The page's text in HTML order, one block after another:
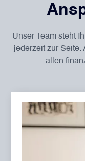
Unser Team steht
jederzeit zur Seite.
allen